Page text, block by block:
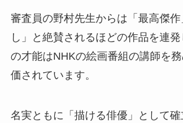
審査員の野村先生からは「最高傑
し」と絶賛されるほどの作品を連
の才能はNHKの絵画番組の講師を
価されています。
名実ともに「描ける俳優」として